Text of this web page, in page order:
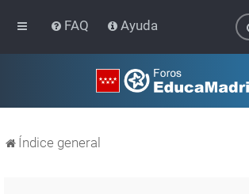
FAQ Ayuda
Índice general